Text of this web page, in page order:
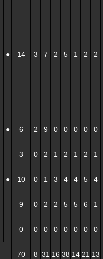
● 14 3 7 2 5 1 2 2
● 6 2 9 0 0 0 0 0
3 0 2 1 2 1 2 1
● 10 0 1 3 4 4 5 4
9 0 2 2 5 5 6 1
0 0 0 0 0 0 0 0
70 8 31 16 38 14 21 13